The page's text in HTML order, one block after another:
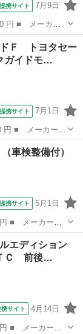
提携サイト 7月9日
名： Ｆ ナビ
ラー ＣＶＴ 衝
ドＦ トヨタセー
ガイドモ…
提携サイト 7月1日
： ハイブリッ
モニター社外ア
車検整備付）
提携サイト 5月1日
： Ｆ シエル
ン： CVT ...
エディション
Ｃ 前後…
携サイト 4月14日